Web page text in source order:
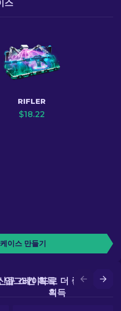
스
RIFLER
$18.22
이스 만들기
업그레이드로 더 좋은 스킨
획득
규 스킨 획득